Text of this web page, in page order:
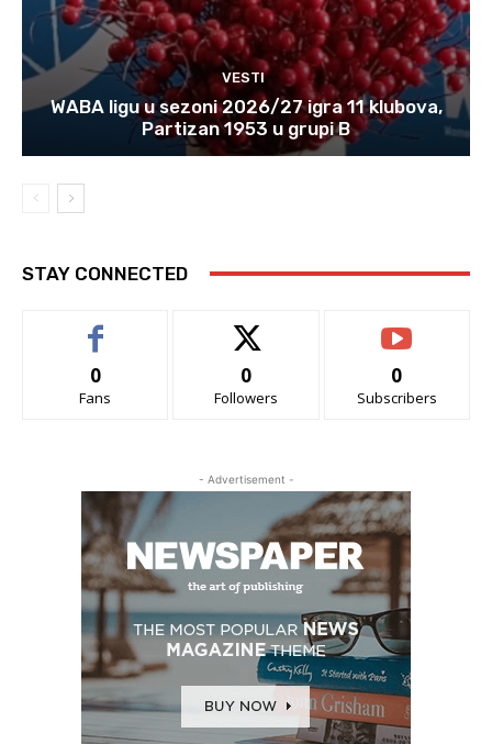
VESTI
WABA ligu u sezoni 2026/27 igra 11 klubova,
Partizan 1953 u grupi B
STAY CONNECTED
0
Fans
0
Followers
0
Subscribers
- Advertisement -